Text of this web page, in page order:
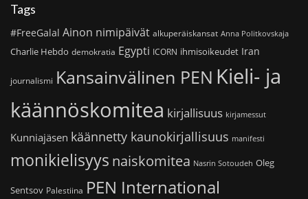
Tags
#FreeGalal Ainon nimipäivät alkuperäiskansat Anna Politkovskaja
Charlie Hebdo demokratia Egypti ICORN ihmisoikeudet Iran
journalismi Kansainvälinen PEN Kieli- ja
käännöskomitea kirjallisuus kirjamessut
Kunniajäsen käännetty kaunokirjallisuus manifesti
monikielisyys naiskomitea Nasrin Sotoudeh Oleg
Sentsov Palestiina PEN International